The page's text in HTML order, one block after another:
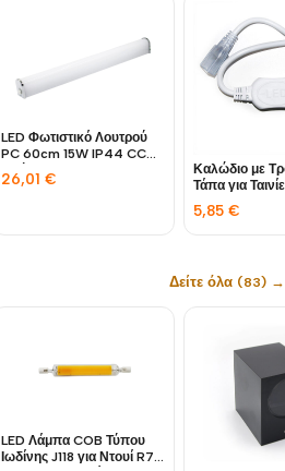
LED Φωτιστικό Λουτρού
PC 60cm 15W IP44 CCT
Χρώμιο
26,01 €
Καλώδιο με
Τάπα για
10W-15W IP65
5,85€
Δείτε όλα (83) →
LED Λάμπα COB Τύπου
Ιωδίνης J118 για Ντουί R7S